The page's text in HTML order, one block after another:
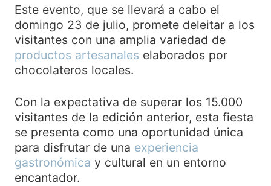
Este evento, que se llevará a cabo el
domingo 23 de julio, promete deleitar a los
visitantes con una amplia variedad de
productos artesanales elaborados por
chocolateros locales.
Con la expectativa de superar los 15.000
visitantes de la edición anterior, esta fiesta
se presenta como una oportunidad única
para disfrutar de una experiencia
gastronómica y cultural en un entorno
encantador.